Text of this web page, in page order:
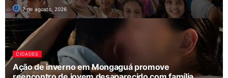
7 de agosto, 2026
CIDADES
Ação de inverno em Mongaguá promove